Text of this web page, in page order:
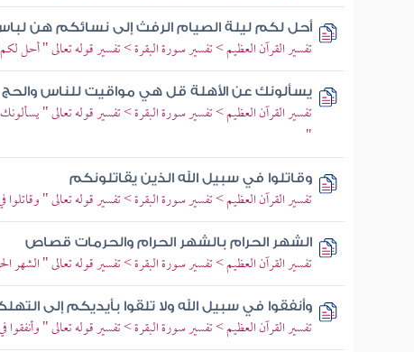
أحل لكم ليلة الصيام الرفث إلى نسائكم هن
تفسير القرآن العظيم > تفسير سورة البقرة > تفسير قوله تعالى " أحل
يسألونك عن الأهلة قل هي مواقيت للناس والحج
تفسير القرآن العظيم > تفسير سورة البقرة > تفسير قوله تعالى "
"
وقاتلوا في سبيل الله الذين يقاتلونكم
تفسير القرآن العظيم > تفسير سورة البقرة > تفسير قوله تعالى " وقاتلوا
الشهر الحرام بالشهر الحرام والحرمات قصاص
تفسير القرآن العظيم > تفسير سورة البقرة > تفسير قوله تعالى "
وأنفقوا في سبيل الله ولا تلقوا بأيديكم إلى
تفسير القرآن العظيم > تفسير سورة البقرة > تفسير قوله تعالى " وأنفقوا